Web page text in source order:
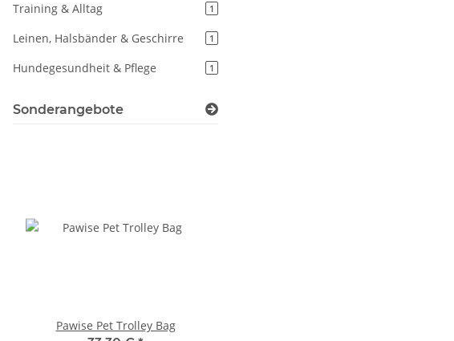
Training & Alltag 1
Leinen, Halsbänder & Geschirre 1
Hundegesundheit & Pflege 1
Sonderangebote
Pawise Pet Trolley Bag